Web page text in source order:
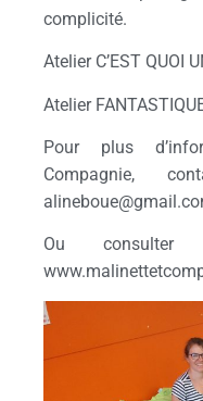
complicité.
Atelier C’EST QUOI
Atelier
Pour plus
Compagnie,
Ou